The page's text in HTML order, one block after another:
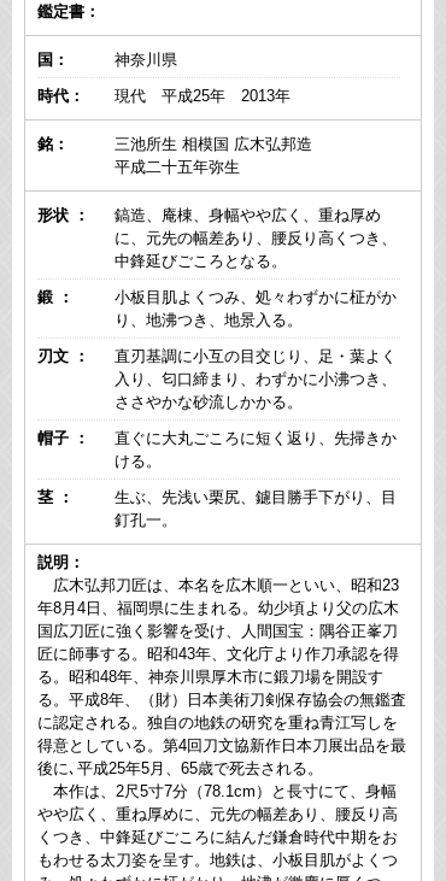
鑑定書：
国：
神奈川県
時代：
現代 平成25年 2013年
銘：
三池所生 相模国 広木弘邦造
平成二十五年弥生
形状 ：
鎬造、庵棟、身幅やや広く、重ね厚め
に、元先の幅差あり、腰反り高くつき、
中鋒延びごころとなる。
鍛 ：
小板目肌よくつみ、処々わずかに柾がか
り、地沸つき、地景入る。
刃文 ：
直刃基調に小互の目交じり、足・葉よく
入り、匂口締まり、わずかに小沸つき、
ささやかな砂流しかかる。
帽子 ：
直ぐに大丸ごころに短く返り、先掃きか
ける。
茎 ：
生ぶ、先浅い栗尻、鑢目勝手下がり、目
釘孔一。
説明：
広木弘邦刀匠は、本名を広木順一といい、昭和23
年8月4日、福岡県に生まれる。幼少頃より父の広木
国広刀匠に強く影響を受け、人間国宝：隅谷正峯刀
匠に師事する。昭和43年、文化庁より作刀承認を得
る。昭和48年、神奈川県厚木市に鍛刀場を開設す
る。平成8年、（財）日本美術刀剣保存協会の無鑑査
に認定される。独自の地鉄の研究を重ね青江写しを
得意としている。第4回刀文協新作日本刀展出品を最
後に､平成25年5月、65歳で死去される。
本作は、2尺5寸7分（78.1cm）と長寸にて、身幅
やや広く、重ね厚めに、元先の幅差あり、腰反り高
くつき、中鋒延びごころに結んだ鎌倉時代中期をお
もわせる太刀姿を呈す。地鉄は、小板目肌がよくつ